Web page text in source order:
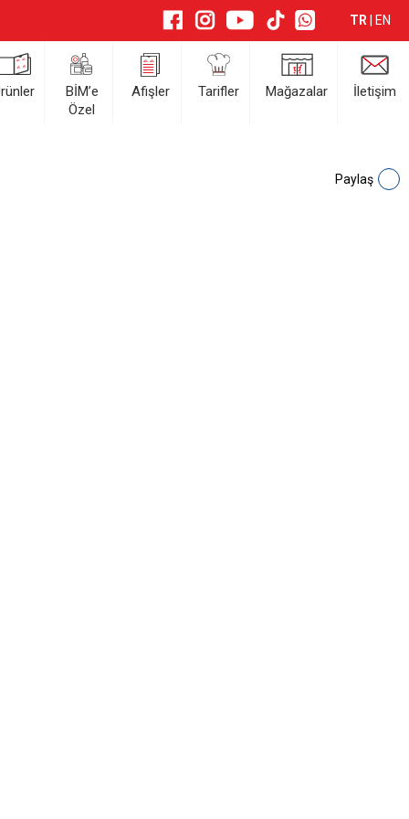
TR EN
BİM’e
Özel
Afişler Tarifler Mağazalar İletişim
Paylaş